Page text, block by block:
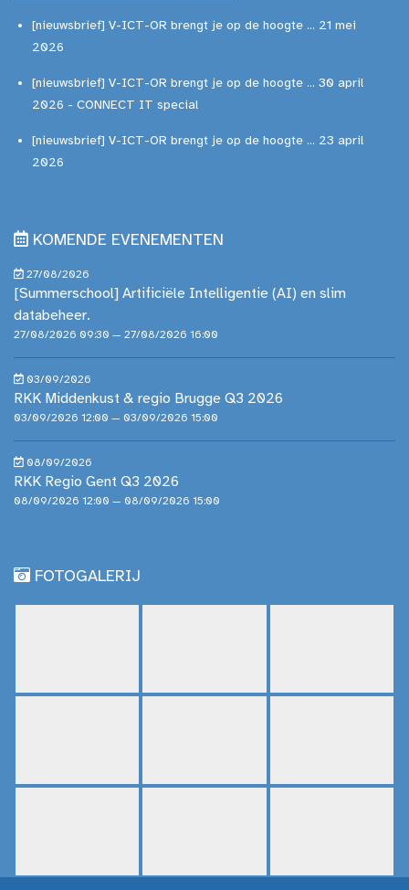
[nieuwsbrief] V-ICT-OR brengt je op de hoogte ... 21 mei
2026
[nieuwsbrief] V-ICT-OR brengt je op de hoogte ... 30 april
2026 - CONNECT IT special
[nieuwsbrief] V-ICT-OR brengt je op de hoogte ... 23 april
2026
KOMENDE EVENEMENTEN
27/08/2026
[Summerschool] Artificiële Intelligentie (AI) en slim
databeheer.
27/08/2026 09:30 — 27/08/2026 16:00
03/09/2026
RKK Middenkust & regio Brugge Q3 2026
03/09/2026 12:00 — 03/09/2026 15:00
08/09/2026
RKK Regio Gent Q3 2026
08/09/2026 12:00 — 08/09/2026 15:00
FOTOGALERIJ